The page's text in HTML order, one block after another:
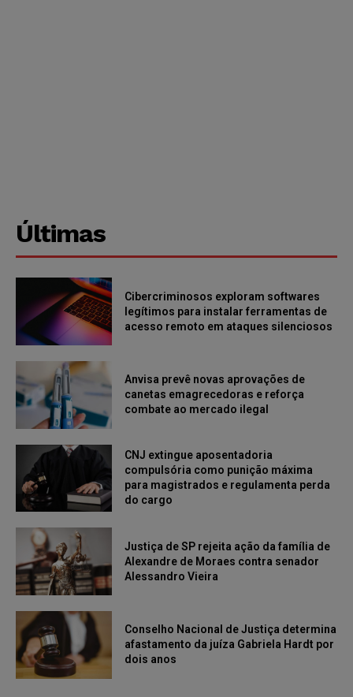
Últimas
Cibercriminosos exploram softwares
legítimos para instalar ferramentas de
acesso remoto em ataques silenciosos
Anvisa prevê novas aprovações de
canetas emagrecedoras e reforça
combate ao mercado ilegal
CNJ extingue aposentadoria
compulsória como punição máxima
para magistrados e regulamenta perda
do cargo
Justiça de SP rejeita ação da família de
Alexandre de Moraes contra senador
Alessandro Vieira
Conselho Nacional de Justiça determina
afastamento da juíza Gabriela Hardt por
dois anos